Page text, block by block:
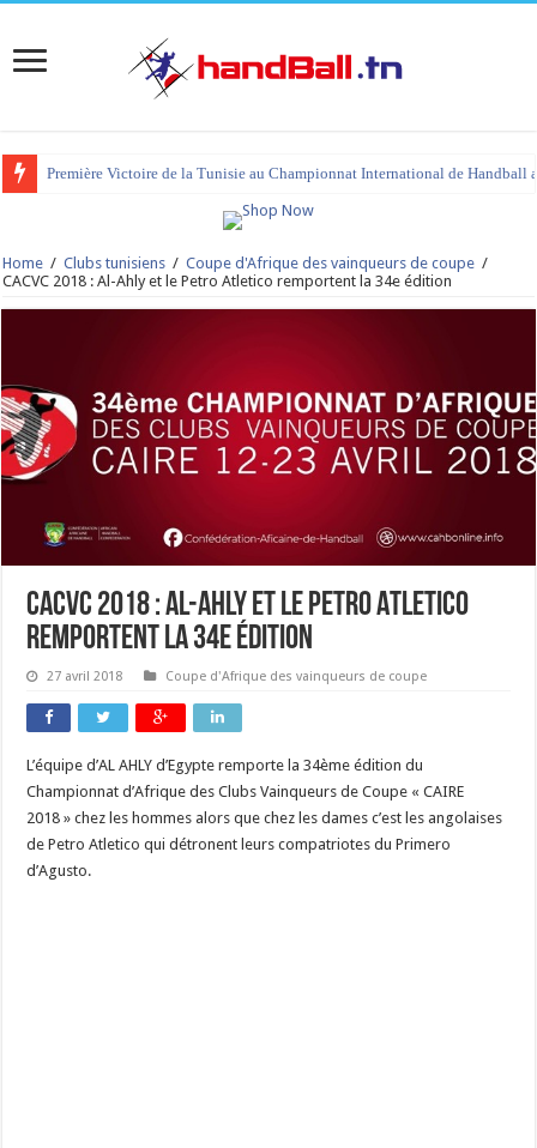
Première Victoire de la Tunisie au Championnat International de Handball
tournoi international Hammamet 2023 : programme et liste des joueurs
Home / Clubs tunisiens / Coupe d'Afrique des vainqueurs de coupe /
CACVC 2018 : Al-Ahly et le Petro Atletico remportent la 34e édition
CACVC 2018 : Al-Ahly et le Petro Atletico
remportent la 34e édition
27 avril 2018 Coupe d'Afrique des vainqueurs de coupe
L’équipe d’AL AHLY d’Egypte remporte la 34ème édition du
Championnat d’Afrique des Clubs Vainqueurs de Coupe « CAIRE
2018 » chez les hommes alors que chez les dames c’est les angolaises
de Petro Atletico qui détronent leurs compatriotes du Primero
d’Agusto.